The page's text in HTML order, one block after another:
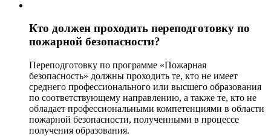
Кто должен проходить переподготовку по
пожарной безопасности?
Переподготовку по программе «Пожарная
безопасность» должны проходить те, кто не имеет
среднего профессионального или высшего образования
по соответствующему направлению, а также те, кто не
обладает профессиональными компетенциями в области
пожарной безопасности, полученными в процессе
получения образования.